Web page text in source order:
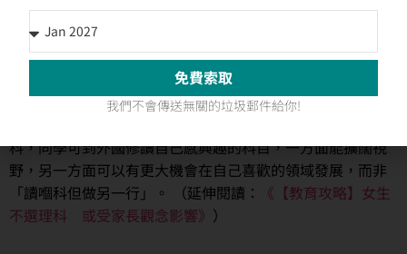
子女到外國升學一個很重要的原因。
而站在子女的立場來看，外國的學科選擇比香港多很多，以
美國為例：科學（Science）不單分為物理、化學、生物，還
科，同學可到外國修讀自己感興趣的科目，一方面能擴闊視
野，另一方面可以有更大機會在自己喜歡的領域發展，而非
「讀嗰科但做另一行」。 （延伸閱讀：
《【教育攻略】女生
不選理科 或受家長觀念影響》 ）
免費索取
我們不會傳送無關的垃圾郵件給你!